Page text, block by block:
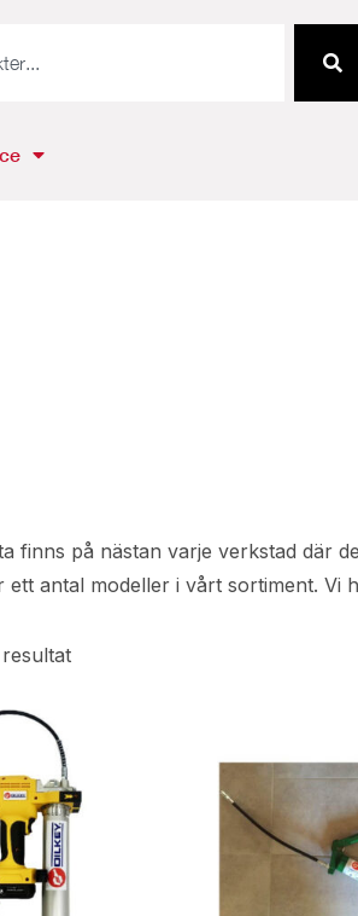
finns på nästan varje verkstad där
ett antal modeller i vårt sortiment. Vi